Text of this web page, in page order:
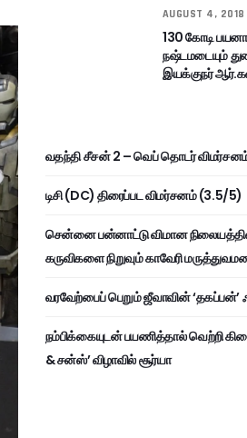
AUGUST 4, 2018
130 கோடி
நஷ்டமடையும்
இயக்குநர்
வதந்தி சீசன் 2 – வெப் தொடர்
டிசி (DC) திரைப்பட விமர்சனம் (3.5/5)
சென்னை பன்னாட்டு விமான நிலையத்தில்
கருவிகளை நிறுவும் காவேரி
வரவேற்பைப் பெறும் ஜீவாவின் ‘தகப்பன்’
நம்பிக்கையுடன் பயணித்தால் வெற்றி
& சன்ஸ்’ விழாவில் சூர்யா